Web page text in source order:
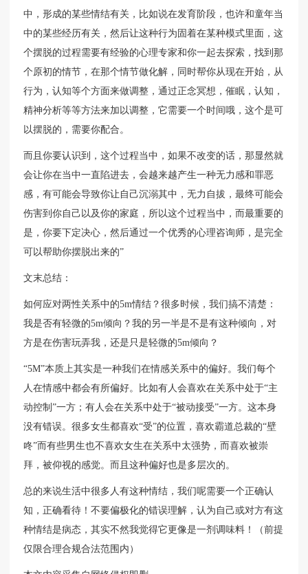
中，形成的某些情结有关，比如说在发育阶段，也许和童年当
中的某些经历有关，然后让这种行为固着在某种模式里面，这
个摆脱的过程需要有经验的心理专家和你一起去探索，找到那
个原初的情节，在那个情节做化解，同时帮你从现在开始，从
行为，认知等个方面来做调整，通过正念冥想，催眠，认知，
精神分析等等方法来加以调整，它需要一个时间哦，这个是可
以摆脱的，需要你配合。
而且你要认识到，这个过程当中，如果不改变的话，那显然就
会让你在当中一直陷进去，会越来越产生一种无力感和罪恶
感，有可能会导致你让自己沉溺其中，无力自拔，最终可能会
伤害到你自己以及你的家庭，所以这个过程当中，而最重要的
是，你要下定决心，然后通过一个优秀的心理咨询师，是完全
可以帮助你摆脱出来的”
文末总结：
如何应对两性关系中的5m情结？很多时候，我们搞不清楚：
我是否有轻微的5m倾向？我的另一半是不是有这种倾向，对
方是在伤害玩弄我，还是只是轻微的5m倾向？
“5M”本质上其实是一种我们在情感关系中的偏好。我们每个
人在情感中都会有所偏好。比如有人会喜欢在关系中处于“主
动控制”一方；有人会在关系中处于“被动接受”一方。这本身
没有错误。很多女生都喜欢“受”的位置，喜欢霸道总裁的“壁
咚”而有些男生也不喜欢女生在关系中太强势，而喜欢被崇
拜，被仰视的感觉。而且这种偏好也是多层次的。
总的来说生活中很多人有这种情结，我们呢需要一个正确认
知，正确看待！不要偏极化的错误理解，认为自己或对方有这
种情结是病态，其实不然我觉得它更像是一剂调味料！（前提
仅限合理合规合法范围内）